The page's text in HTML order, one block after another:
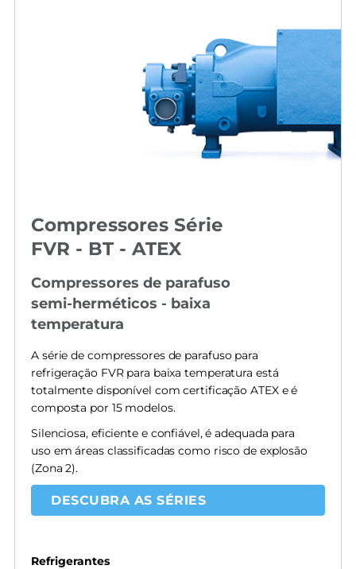
Compressores Série
FVR - BT - ATEX
Compressores de parafuso
semi-herméticos - baixa
temperatura
A série de compressores de parafuso para
refrigeração FVR para baixa temperatura está
totalmente disponível com certificação ATEX e é
composta por 15 modelos.
Silenciosa, eficiente e confiável, é adequada para
uso em áreas classificadas como risco de explosão
(Zona 2).
DESCUBRA AS SÉRIES
Refrigerantes